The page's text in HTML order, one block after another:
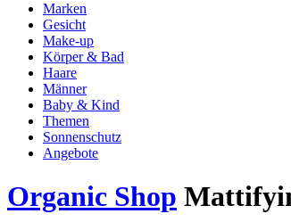
Marken
Gesicht
Make-up
Körper & Bad
Haare
Männer
Baby & Kind
Themen
Sonnenschutz
Angebote
Organic Shop